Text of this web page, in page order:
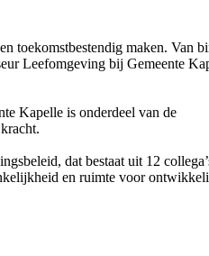
toekomstbestendig maken. Van
Leefomgeving bij Gemeente
Kapelle is onderdeel van de
dat bestaat uit 12
en ruimte voor